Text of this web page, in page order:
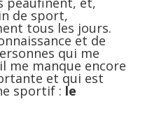
de sport,
tous les jours.
et de
qui me
me manque encore
et qui est
sportif : le